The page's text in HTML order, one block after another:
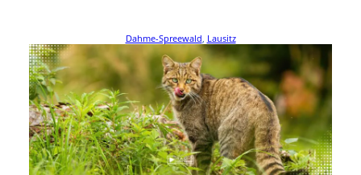
Dahme-Spreewald Lausitz
Wildkatze erstmals wieder im Naturpark Dahme-
Heideseen nachgewiesen
Im Naturpark Dahme-Heideseen ist erstmals wieder eine Europäische
Wildkatze nachgewiesen worden. Das hat das Landesamt für Umwelt
mitgeteilt. Der Naturpark…weiterlesen